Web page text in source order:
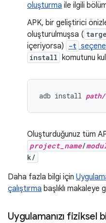
oluşturma ile ilgili
APK, bir geliştirici
oluşturulmuşsa (
içeriyorsa)
-t
install komutunu
adb install
Oluşturduğunuz tüm
project_name/
k/
Daha fazla bilgi için
çalıştırma başlıklı makaleye
Uygulamanızı fiziksel